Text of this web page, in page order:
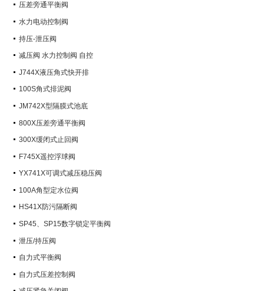
压差旁通平衡阀
水力电动控制阀
持压-泄压阀
减压阀 水力控制阀 自控
J744X液压角式快开排
100S角式排泥阀
JM742X型隔膜式池底
800X压差旁通平衡阀
300X缓闭式止回阀
F745X遥控浮球阀
YX741X可调式减压稳压阀
100A角型定水位阀
HS41X防污隔断阀
SP45、SP15数字锁定平衡阀
泄压/持压阀
自力式平衡阀
自力式压差控制阀